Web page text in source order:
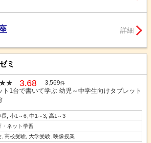
詳細
ミ
3.68 3,569件
ト1台で書いて学ぶ 幼児～中学生向けタブレット
長, 小1～6, 中1～3, 高1～3
・ネット学習
, 高校受験, 大学受験, 映像授業